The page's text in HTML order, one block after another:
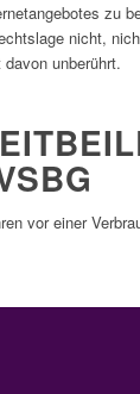
zu
nicht,
unberührt.
vor einer